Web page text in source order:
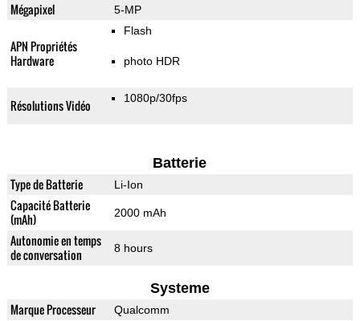
Mégapixel 5-MP
APN Propriétés
Hardware
Flash
photo HDR
Résolutions Vidéo 1080p/30fps
Batterie
Type de Batterie Li-Ion
Capacité Batterie
(mAh)
2000 mAh
Autonomie en temps
de conversation
8 hours
Systeme
Marque Processeur Qualcomm